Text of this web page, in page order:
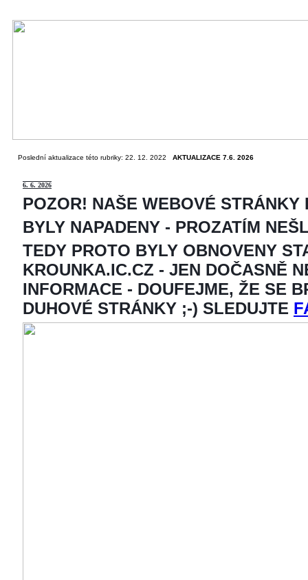
Poslední aktualizace této rubriky: 22. 12. 2022 AKTUALIZACE 7.6. 2026
6. 6. 2026
POZOR! NAŠE WEBOVÉ STRÁNKY
BYLY NAPADENY - PROZATÍM
TEDY PROTO BYLY OBNOVENY
KROUNKA.IC.CZ - JEN DOČASNĚ
INFORMACE - DOUFEJME, ŽE SE
DUHOVÉ STRÁNKY ;-) SLEDUJTE